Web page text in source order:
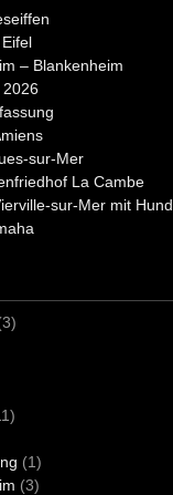
– Blankenheim
2026
sur-Mer
La Cambe
sur-Mer mit Hund
(1)
(3)